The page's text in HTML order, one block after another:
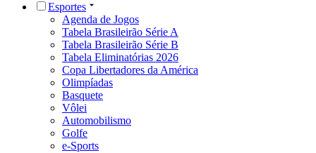
Esportes
Agenda de Jogos
Tabela Brasileirão Série A
Tabela Brasileirão Série B
Tabela Eliminatórias 2026
Copa Libertadores da América
Olimpíadas
Basquete
Vôlei
Automobilismo
Golfe
e-Sports